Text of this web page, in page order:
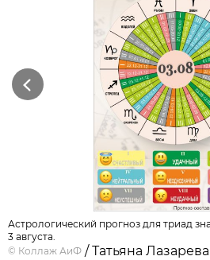
Previous
Астрологический прогноз для триад
3 августа.
© Коллаж АиФ / Татьяна